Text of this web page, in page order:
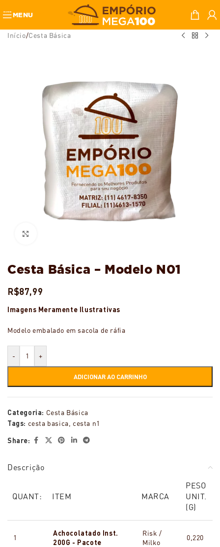
Skip to navigation
Skip to main content
MENU
Início/Cesta Básica
Cesta Básica – Modelo N01
R$87,99
Imagens Meramente Ilustrativas
Modelo embalado em sacola de ráfia
- +
ADICIONAR AO CARRINHO
Categoria: Cesta Básica
Tags: cesta basica, cesta n1
Share:
Descrição
QUANT: ITEM MARCA
PESO
UNIT.
(G)
1
Achocolatado Inst.
200G - Pacote
Risk /
Milko
0,220